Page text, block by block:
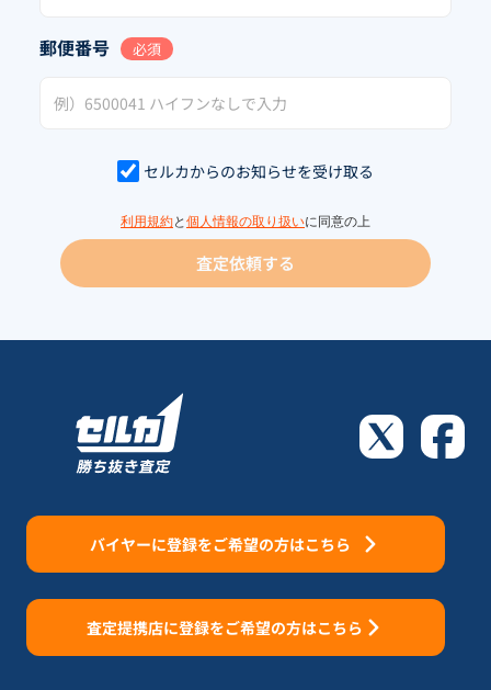
郵便番号 必須
セルカからのお知らせを受け取る
利用規約と 個人情報の取り扱いに同意の上
査定依頼する
バイヤーに登録をご希望の方はこちら
査定提携店に登録をご希望の方はこちら